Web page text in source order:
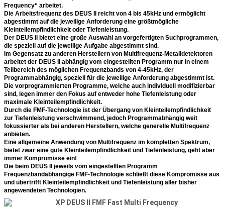
Frequency“ arbeitet.
Die Arbeitsfrequenz des DEUS II reicht von 4 bis 45kHz und ermöglicht
abgestimmt auf die jeweilige Anforderung eine größtmögliche
Kleinteilempfindlichkeit oder Tiefenleistung.
Der DEUS II bietet eine große Auswahl an vorgefertigten Suchprogrammen,
die speziell auf die jeweilige Aufgabe abgestimmt sind.
Im Gegensatz zu anderen Herstellern von Multifrequenz-Metalldetektoren
arbeitet der DEUS II abhängig vom eingestellten Programm nur in einem
Teilbereich des möglichen Frequenzbands von 4-45kHz, der
Programmabhängig, speziell für die jeweilige Anforderung abgestimmt ist.
Die vorprogrammierten Programme, welche auch individuell modifizierbar
sind, legen immer den Fokus auf entweder hohe Tiefenleistung oder
maximale Kleinteilempfindlichkeit.
Durch die FMF-Technologie ist der Übergang von Kleinteilempfindlichkeit
zur Tiefenleistung verschwimmend, jedoch Programmabhängig weit
fokussierter als bei anderen Herstellern, welche generelle Multifrequenz
anbieten.
Eine allgemeine Anwendung von Multifrequenz im kompletten Spektrum,
bietet zwar eine gute Kleinteilempfindlichkeit und Tiefenleistung, geht aber
immer Kompromisse ein!
Die beim DEUS II jeweils vom eingestellten Programm
Frequenzbandabhängige FMF-Technologie schließt diese Kompromisse aus
und übertrifft Kleinteilempfindlichkeit und Tiefenleistung aller bisher
angewendeten Technologien.